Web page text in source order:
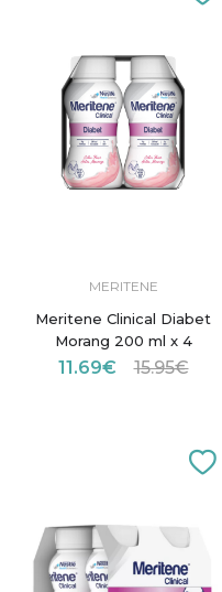
MERITENE
Meritene Clinical Diabet
Morang 200 ml x 4
11.69€ 15.95€